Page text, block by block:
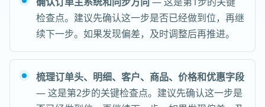
检查点。建议先确认这一步是否已经做到位，再继
续下一步。如果发现偏差，及时调整后再推进。
梳理订单头、明细、客户、商品、价格和优惠字段
— 这是第2步的关键检查点。建议先确认这一步是